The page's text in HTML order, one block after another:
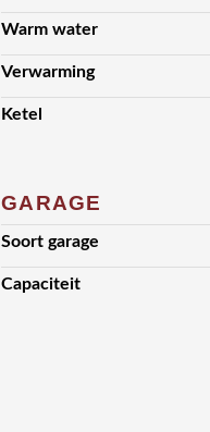
Warm water
Verwarming
Ketel
GARAGE
Soort garage
Capaciteit